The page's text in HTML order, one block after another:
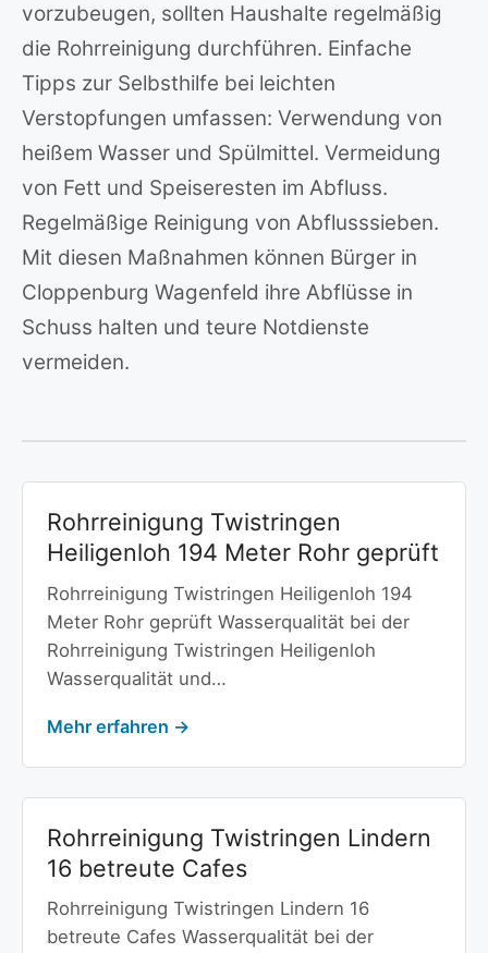
vorzubeugen, sollten Haushalte regelmäßig
die Rohrreinigung durchführen. Einfache
Tipps zur Selbsthilfe bei leichten
Verstopfungen umfassen: Verwendung von
heißem Wasser und Spülmittel. Vermeidung
von Fett und Speiseresten im Abfluss.
Regelmäßige Reinigung von Abflusssieben.
Mit diesen Maßnahmen können Bürger in
Cloppenburg Wagenfeld ihre Abflüsse in
Schuss halten und teure Notdienste
vermeiden.
Rohrreinigung Twistringen
Heiligenloh 194 Meter Rohr geprüft
Rohrreinigung Twistringen Heiligenloh 194
Meter Rohr geprüft Wasserqualität bei der
Rohrreinigung Twistringen Heiligenloh
Wasserqualität und…
Mehr erfahren →
Rohrreinigung Twistringen Lindern
16 betreute Cafes
Rohrreinigung Twistringen Lindern 16
betreute Cafes Wasserqualität bei der